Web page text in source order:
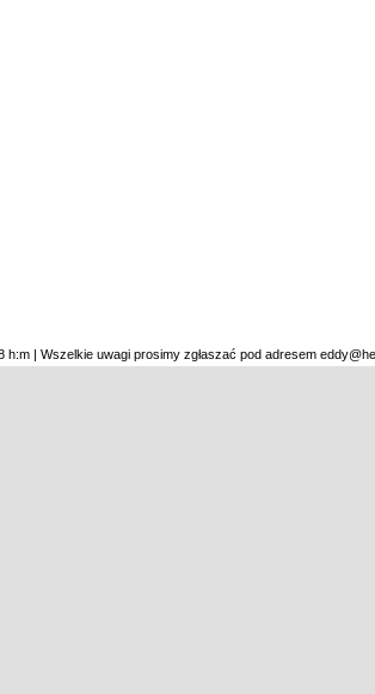
h:m | Wszelkie uwagi prosimy zgłaszać pod adresem